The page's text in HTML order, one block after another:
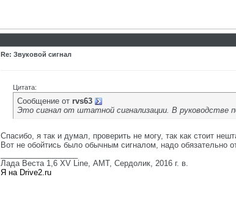
Re: Звуковой сигнал
Цитата:
Сообщение от rvs63
Это сигнал от штатной сигнализации. В руководстве
Спасибо, я так и думал, проверить не могу, так как стоит
Вот не обойтись было обычным сигналом, надо обязательно
Лада Веста 1,6 XV Line, АМТ, Сердолик, 2016 г. в.
Я на Drive2.ru